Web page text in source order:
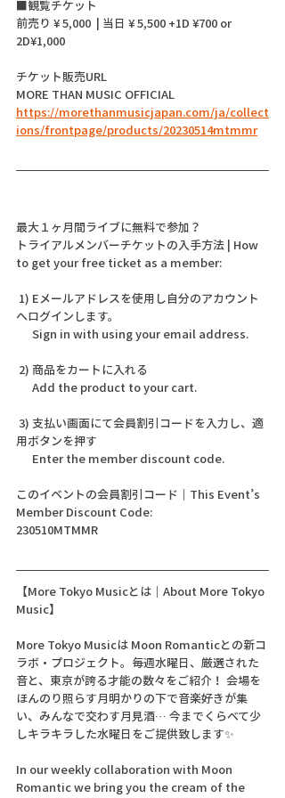
■観覧チケット
前売り ¥ 5,000  | 当日 ¥ 5,500 +1D ¥700 or
2D¥1,000
チケット販売URL
MORE THAN MUSIC OFFICIAL
https://morethanmusicjapan.com/ja/collect
ions/frontpage/products/20230514mtmmr
最大１ヶ月間ライブに無料で参加？
トライアルメンバーチケットの入手方法 | How
to get your free ticket as a member:
へログインします。
      Sign in with using your email address.
2) 商品をカートに入れる
      Add the product to your cart.
用ボタンを押す
      Enter the member discount code.
このイベントの会員割引コード｜This Event’s
Member Discount Code:
230510MTMMR
【More Tokyo Musicとは｜About More Tokyo
Music】
More Tokyo Musicは Moon Romanticとの新コ
ラボ・プロジェクト。毎週水曜日、厳選された
音と、東京が誇る才能の数々をご紹介！ 会場を
ほんのり照らす月明かりの下で音楽好きが集
い、みんなで交わす月見酒… 今までくらべて少
しキラキラした水曜日をご提供致します✨
In our weekly collaboration with Moon
Romantic we bring you the cream of the